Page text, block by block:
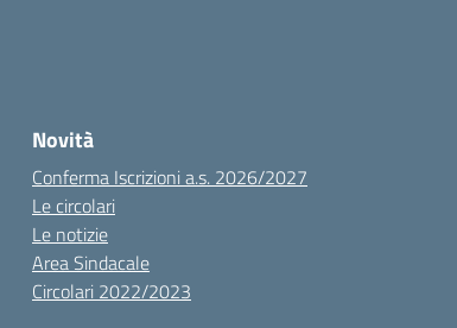
Novità
Conferma Iscrizioni a.s. 2026/2027
Le circolari
Le notizie
Area Sindacale
Circolari 2022/2023